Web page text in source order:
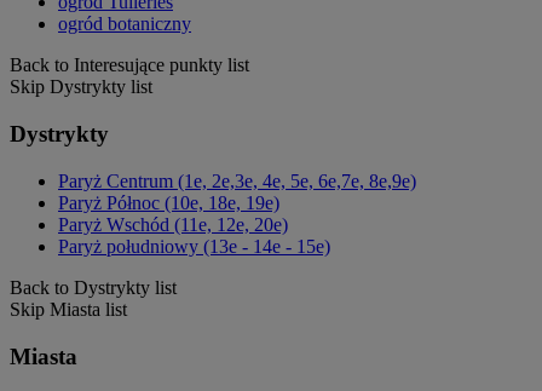
ogród botaniczny
Back to Interesujące punkty list
Skip Dystrykty list
Dystrykty
Paryż Centrum (1e, 2e,3e, 4e, 5e, 6e,7e, 8e,9e)
Paryż Północ (10e, 18e, 19e)
Paryż Wschód (11e, 12e, 20e)
Paryż południowy (13e - 14e - 15e)
Back to Dystrykty list
Skip Miasta list
Miasta